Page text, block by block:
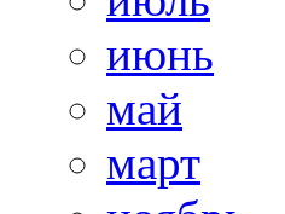
июнь
май
март